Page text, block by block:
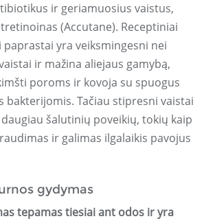
ir geriamuosius vaistus,
(Accutane). Receptiniai
yra veiksmingesni nei
ir mažina aliejaus gamybą,
poroms ir kovoja su spuogus
bakterijomis. Tačiau stipresni vaistai
šalutinių poveikių, tokių kaip
ir galimas ilgalaikis pavojus
gydymas
tepamas tiesiai ant odos ir yra